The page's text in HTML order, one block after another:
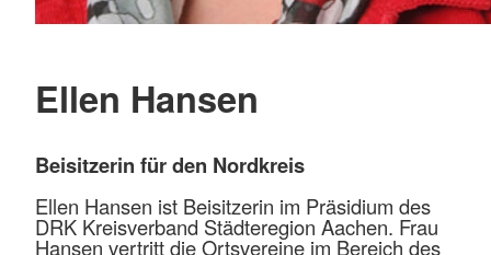
Ellen Hansen
Beisitzerin für den Nordkreis
Ellen Hansen ist Beisitzerin im Präsidium des
DRK Kreisverband Städteregion Aachen. Frau
Hansen vertritt die Ortsvereine im Bereich des